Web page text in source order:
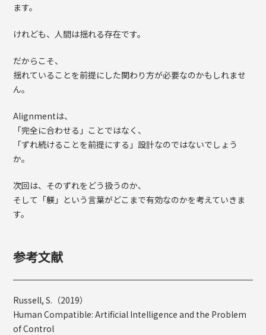
ます。
けれども、人間は揺れる存在です。
だからこそ、
揺れていることを前提にした関わり方が必要なのかもしれませ
ん。
Alignmentは、
「完全に合わせる」ことではなく、
「ずれ続けることを前提にする」設計なのではないでしょう
か。
次回は、そのずれをどう扱うのか、
そして「躾」という言葉がどこまで有効なのかを考えていきま
す。
参考文献
Russell, S.（2019）
Human Compatible: Artificial Intelligence and the Problem
of Control